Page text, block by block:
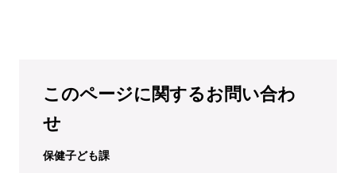
このページに関するお問い合わ
せ
保健子ども課